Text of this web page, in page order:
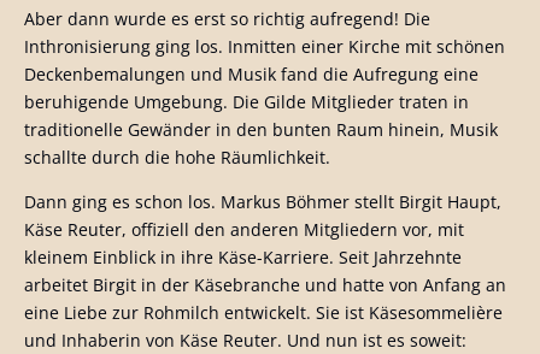
Aber dann wurde es erst so richtig aufregend! Die
Inthronisierung ging los. Inmitten einer Kirche mit schönen
Deckenbemalungen und Musik fand die Aufregung eine
beruhigende Umgebung. Die Gilde Mitglieder traten in
traditionelle Gewänder in den bunten Raum hinein, Musik
schallte durch die hohe Räumlichkeit.
Dann ging es schon los. Markus Böhmer stellt Birgit Haupt,
Käse Reuter, offiziell den anderen Mitgliedern vor, mit
kleinem Einblick in ihre Käse-Karriere. Seit Jahrzehnte
arbeitet Birgit in der Käsebranche und hatte von Anfang an
eine Liebe zur Rohmilch entwickelt. Sie ist Käsesommelière
und Inhaberin von Käse Reuter. Und nun ist es soweit: